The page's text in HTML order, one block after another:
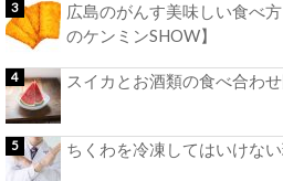
広島のがんす美味しい食べ
のケンミンSHOW】
スイカとお酒類の食べ合わ
ちくわを冷凍してはいけな